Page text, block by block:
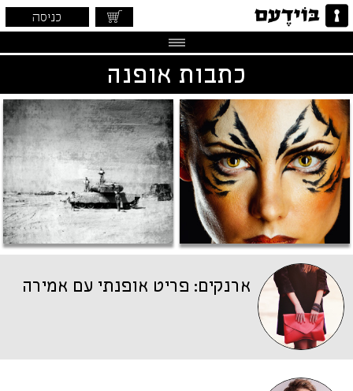
כניסה
כתבות אופנה
ארנקים: פריט אופנתי עם אמירה